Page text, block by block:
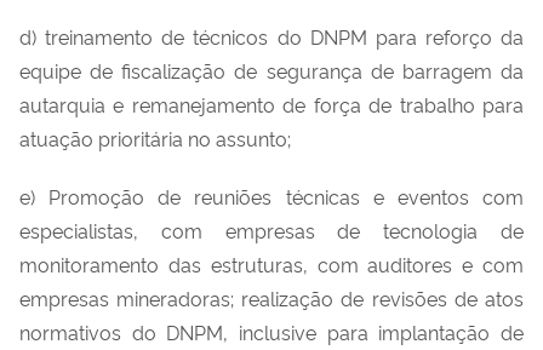
d) treinamento de técnicos do DNPM para reforço da
equipe de fiscalização de segurança de barragem da
autarquia e remanejamento de força de trabalho para
atuação prioritária no assunto;
e) Promoção de reuniões técnicas e eventos com
especialistas, com empresas de tecnologia de
monitoramento das estruturas, com auditores e com
empresas mineradoras; realização de revisões de atos
normativos do DNPM, inclusive para implantação de